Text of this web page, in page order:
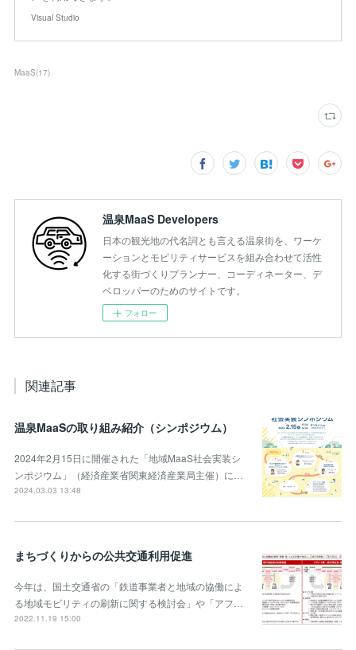
Visual Studio
MaaS(17)
温泉MaaS Developers
日本の観光地の代名詞とも言える温泉街を、ワーケ
ーションとモビリティサービスを組み合わせて活性
化する街づくりプランナー、コーディネーター、デ
ベロッパーのためのサイトです。
フォロー
関連記事
温泉MaaSの取り組み紹介（シンポジウム）
2024年2月15日に開催された「地域MaaS社会実装シ
ンポジウム」（経済産業省関東経済産業局主催）に…
2024.03.03 13:48
まちづくりからの公共交通利用促進
今年は、国土交通省の「鉄道事業者と地域の協働によ
る地域モビリティの刷新に関する検討会」や「アフ…
2022.11.19 15:00